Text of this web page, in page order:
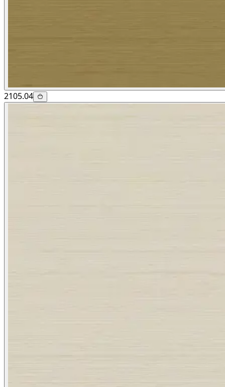
2105.04